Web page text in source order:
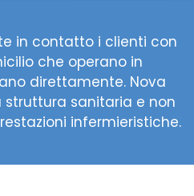
in contatto i clienti con
che operano in
direttamente. Nova
struttura sanitaria e non
infermieristiche.